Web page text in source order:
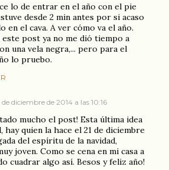
lo de entrar en el año con el pie
desde 2 min antes por si acaso
en el cava. A ver cómo va el año.
este post ya no me dió tiempo a
una vela negra,... pero para el
lo pruebo.
de diciembre de 2014 a las 10:16
mucho el post! Esta última idea
hay quien la hace el 21 de diciembre
del espíritu de la navidad,
joven. Como se cena en mi casa a
cuadrar algo así. Besos y feliz año!